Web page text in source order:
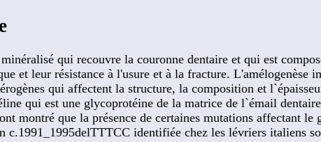
qui recouvre la couronne dentaire et qui est
et leur résistance à l'usure et à la fracture. L'amélogenèse
qui affectent la structure, la composition et
qui est une glycoprotéine de la matrice de l`émail
montré que la présence de certaines mutations affectant
c.1991_1995delTTTCC identifiée chez les lévriers italiens